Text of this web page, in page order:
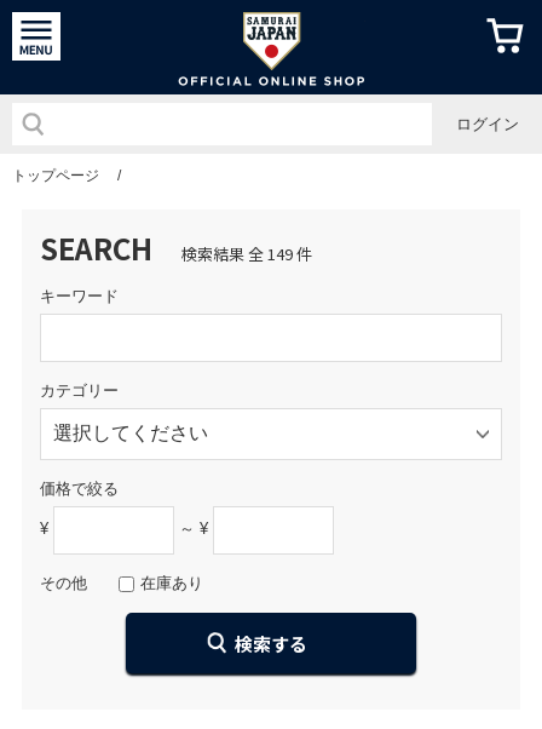
侍ジャパ
ログイン
トップページ /
SEARCH 検索結果 全 149 件
キーワード
カテゴリー
価格で絞る
¥ ～ ¥
その他 在庫あり